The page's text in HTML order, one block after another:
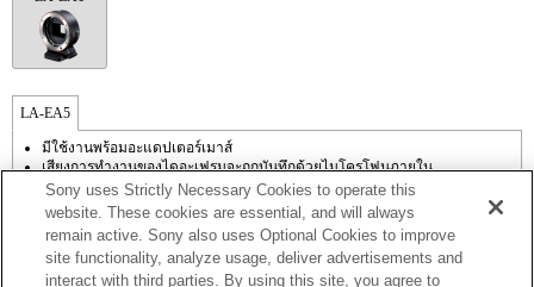
LA-EA5
มีใช้งานพร้อมอะแดปเตอร์เมาส์
เสียงการทำงานของไดอะเฟรมจะถูกบันทึกด้วยไมโครโฟนภายใน
นอกเหนือจากโหมด A (กำหนดค่าช่องรับแสง), S (กำหนดความเร็วชัตเตอร์),
และ M (แมนนวล) แล้ว คุณไม่สามารถปรับช่องรับแสงในระหว่างการบันทึกภาพ
ฟังก์ชัน [Lens Comp] (การชดเชยเลนส์) ไม่ทำงาน
ความสว่างของภาพอาจไม่สม่ำเสมอ ขึ้นอยู่กับสภาวะของการถ่ายภาพ
ถ้าคุณติดตั้ง [เลนส์ A-mount] โดยใช้อะแดปเตอร์เมาส์, ฟังก์ชัน assist MF จะไม่
Sony uses Strictly Necessary Cookies to operate this
website. These cookies are essential, and will always
remain active. Sony also uses Optional Cookies to improve
site functionality, analyze usage, deliver advertisements and
interact with third parties. By using this site, you agree to